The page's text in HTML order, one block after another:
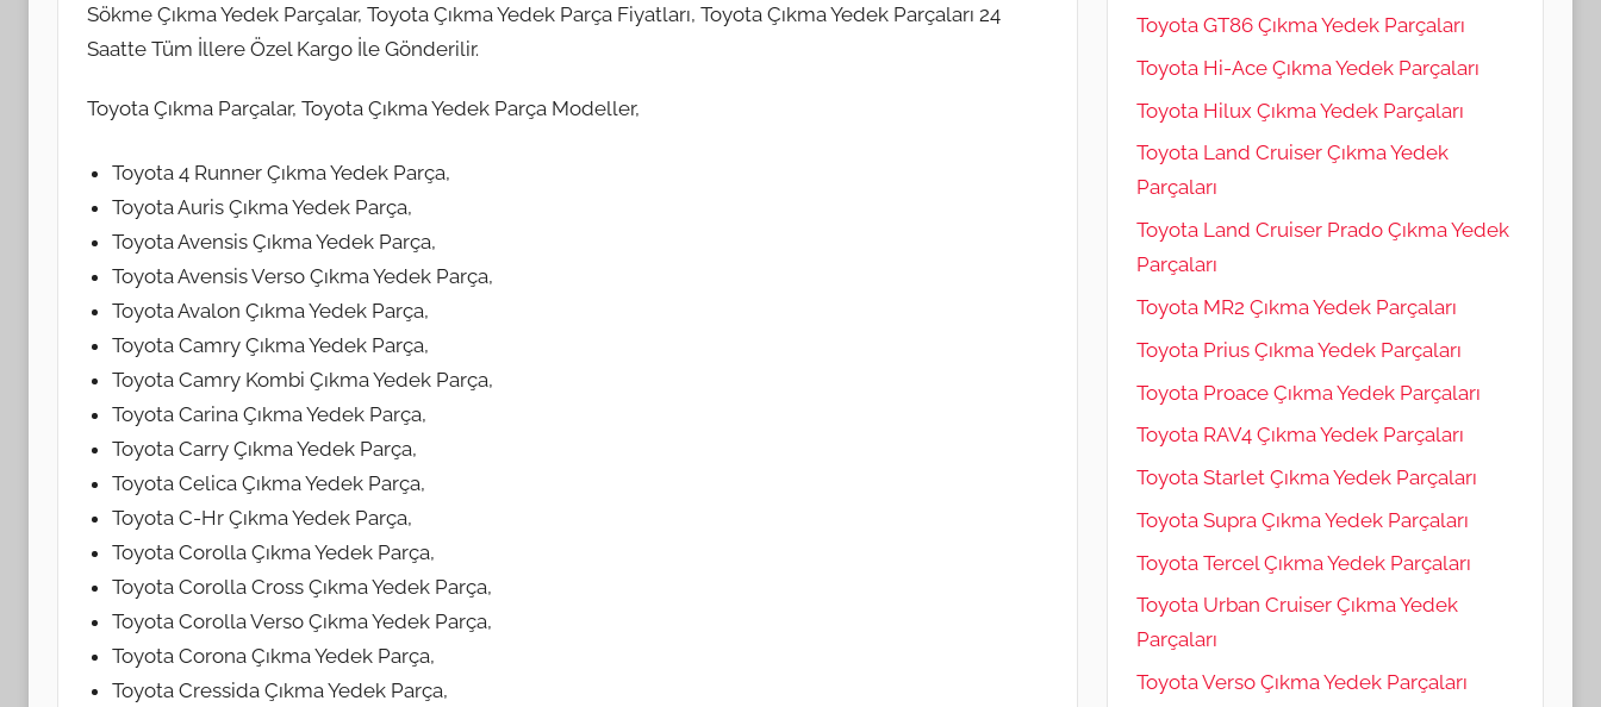
Sökme Çıkma Yedek Parçalar, Toyota Çıkma Yedek Parça Fiyatları, Toyota Çıkma Yedek Parçaları 24
Saatte Tüm İllere Özel Kargo İle Gönderilir.
Toyota Çıkma Parçalar, Toyota Çıkma Yedek Parça Modeller,
Toyota 4 Runner Çıkma Yedek Parça,
Toyota Auris Çıkma Yedek Parça,
Toyota Avensis Çıkma Yedek Parça,
Toyota Avensis Verso Çıkma Yedek Parça,
Toyota Avalon Çıkma Yedek Parça,
Toyota Camry Çıkma Yedek Parça,
Toyota Camry Kombi Çıkma Yedek Parça,
Toyota Carina Çıkma Yedek Parça,
Toyota Carry Çıkma Yedek Parça,
Toyota Celica Çıkma Yedek Parça,
Toyota C-Hr Çıkma Yedek Parça,
Toyota Corolla Çıkma Yedek Parça,
Toyota Corolla Cross Çıkma Yedek Parça,
Toyota Corolla Verso Çıkma Yedek Parça,
Toyota Corona Çıkma Yedek Parça,
Toyota Cressida Çıkma Yedek Parça,
Toyota GT86 Çıkma Yedek Parçaları
Toyota Hi-Ace Çıkma Yedek Parçaları
Toyota Hilux Çıkma Yedek Parçaları
Toyota Land Cruiser Çıkma Yedek
Parçaları
Toyota Land Cruiser Prado Çıkma Yedek
Parçaları
Toyota MR2 Çıkma Yedek Parçaları
Toyota Prius Çıkma Yedek Parçaları
Toyota Proace Çıkma Yedek Parçaları
Toyota RAV4 Çıkma Yedek Parçaları
Toyota Starlet Çıkma Yedek Parçaları
Toyota Supra Çıkma Yedek Parçaları
Toyota Tercel Çıkma Yedek Parçaları
Toyota Urban Cruiser Çıkma Yedek
Parçaları
Toyota Verso Çıkma Yedek Parçaları